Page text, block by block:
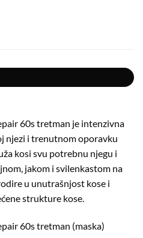
60s tretman je intenzivna
njezi i trenutnom oporavku
kosi svu potrebnu njegu i
jakom i svilenkastom na
u unutrašnjost kose i
strukture kose.
60s tretman (maska)